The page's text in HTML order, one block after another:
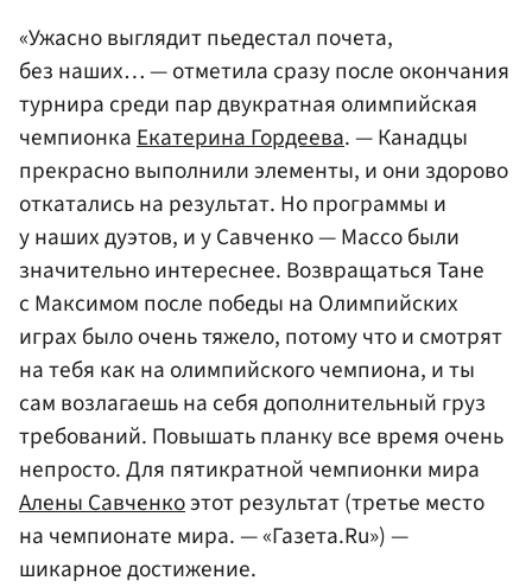
«Ужасно выглядит пьедестал почета,
без наших… — отметила сразу после окончания
турнира среди пар двукратная олимпийская
чемпионкаЕкатерина Гордеева. — Канадцы
прекрасно выполнили элементы, и они здорово
откатались на результат. Но программы и
у наших дуэтов, и у Савченко — Массо были
значительно интереснее. Возвращаться Тане
с Максимом после победы на Олимпийских
играх было очень тяжело, потому что и смотрят
на тебя как на олимпийского чемпиона, и ты
сам возлагаешь на себя дополнительный груз
требований. Повышать планку все время очень
непросто. Для пятикратной чемпионки мира
Алены Савченкоэтот результат (третье место
на чемпионате мира. — «Газета.Ru») —
шикарное достижение.